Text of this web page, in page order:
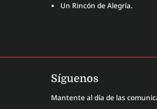
Un Rincón de Alegría.
Síguenos
Mantente al día de las